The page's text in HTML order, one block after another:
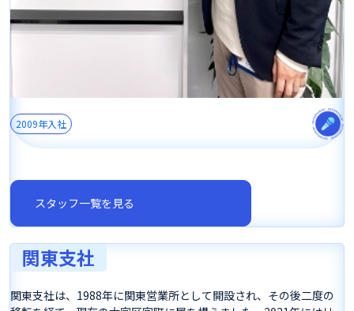
2009年入社
スタッフ一覧を見る
関東支社
関東支社は、1988年に関東営業所として開設され、その後二度の